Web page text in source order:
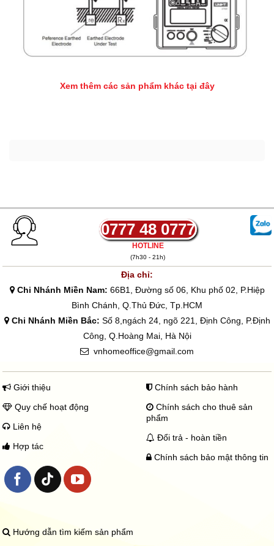
Xem thêm các sản phẩm khác tại đây
0777 48 0777
HOTLINE
(7h30 - 21h)
Địa chỉ:
Chi Nhánh Miền Nam: 66B1, Đường số 06, Khu phố 02, P.Hiệp
Bình Chánh, Q.Thủ Đức, Tp.HCM
Chi Nhánh Miền Bắc: Số 8,ngách 24, ngõ 221, Định Công, P.Định
Công, Q.Hoàng Mai, Hà Nội
vnhomeoffice@gmail.com
Giới thiệu
Quy chế hoạt động
Liên hệ
Hợp tác
Chính sách bảo hành
Chính sách cho thuê sản
phẩm
Đổi trả - hoàn tiền
Chính sách bảo mật thông tin
Hướng dẫn tìm kiếm sản phẩm